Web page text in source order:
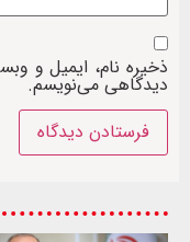
ذخیره نام، ایمیل و
دیدگاهی می‌نویسم.